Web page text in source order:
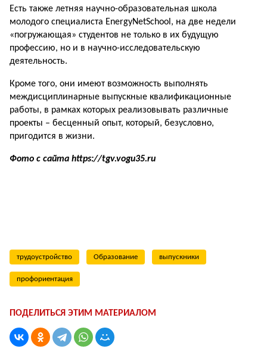
Есть также летняя научно-образова­тельная школа
молодого специалиста EnergyNetSchool, на две недели
«погружающая» студентов не только в их будущую
профессию, но и в научно-исследовательскую
деятельность.
Кроме того, они имеют возможность выполнять
междисциплинарные выпускные квалификационные
работы, в рамках которых реализовывать различные
проекты – бесценный опыт, который, безусловно,
пригодится в жизни.
Фото с сайта https://tgv.vogu35.ru
трудоустройство Образование выпускники
профориентация
ПОДЕЛИТЬСЯ ЭТИМ МАТЕРИАЛОМ